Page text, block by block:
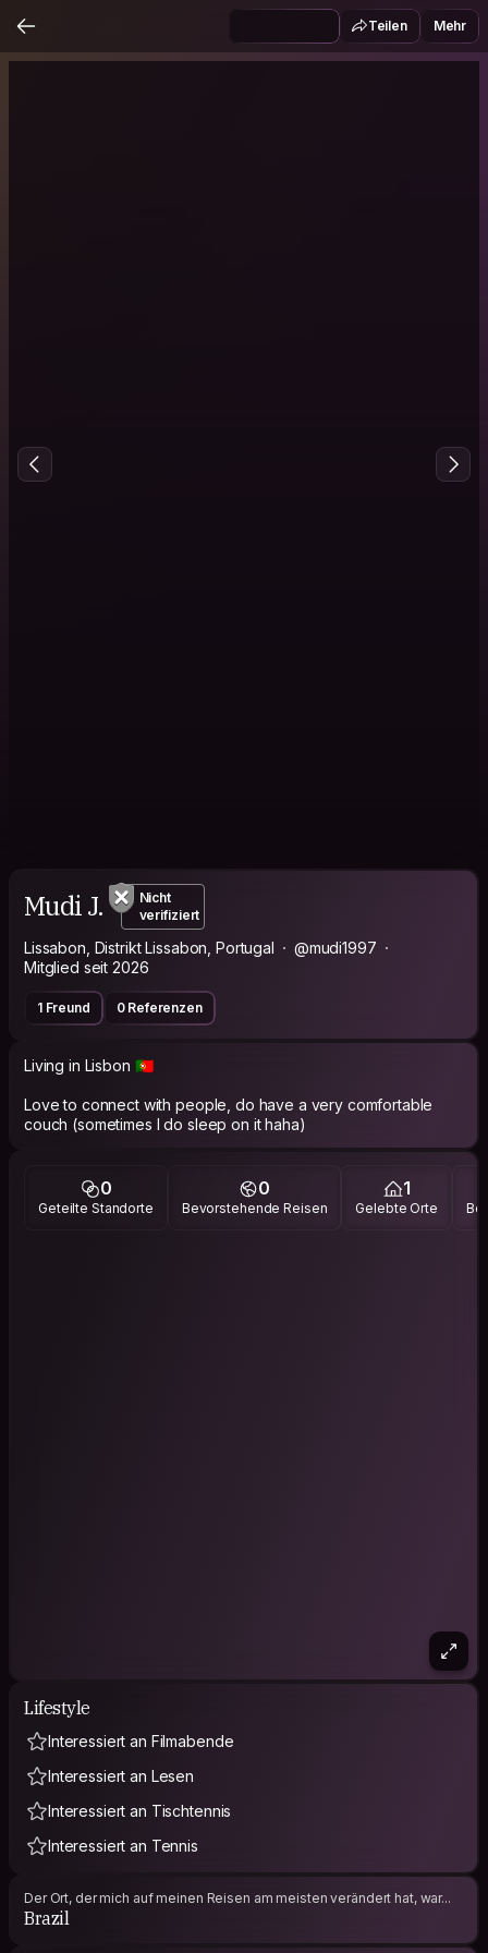
Teilen Mehr
Mudi J.
Nicht
verifiziert
Lissabon, Distrikt Lissabon, Portugal
@mudi1997
Mitglied seit 2026
1 Freund 0 Referenzen
Living in Lisbon 🇵🇹
Love to connect with people, do have a very comfortable
couch (sometimes I do sleep on it haha)
0
Geteilte Standorte
0
Bevorstehende Reisen
1
Gelebte Orte
Lifestyle
Interessiert an Filmabende
Interessiert an Lesen
Interessiert an Tischtennis
Interessiert an Tennis
Der Ort, der mich auf meinen Reisen am meisten verändert hat, war...
Brazil